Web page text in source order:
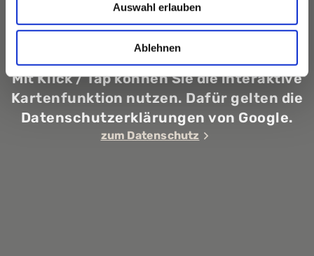
Auswahl erlauben
Ablehnen
Mit Klick / Tap können Sie die interaktive
Kartenfunktion nutzen. Dafür gelten die
Datenschutzerklärungen von Google.
zum Datenschutz